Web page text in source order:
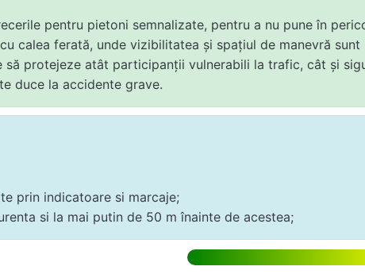
pentru pietoni semnalizate, pentru a nu pune în
calea ferată, unde vizibilitatea și spațiul de manevră
să protejeze atât participanții vulnerabili la trafic, cât și
duce la accidente grave.
prin indicatoare si marcaje;
si la mai putin de 50 m înainte de acestea;